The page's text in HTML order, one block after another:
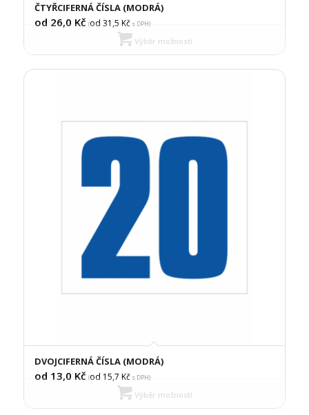
ČTYŘCIFERNÁ ČÍSLA (MODRÁ)
od 26,0 Kč (od 31,5 Kčs DPH)
Výběr možností
DVOJCIFERNÁ ČÍSLA (MODRÁ)
od 13,0 Kč (od 15,7 Kčs DPH)
Výběr možností